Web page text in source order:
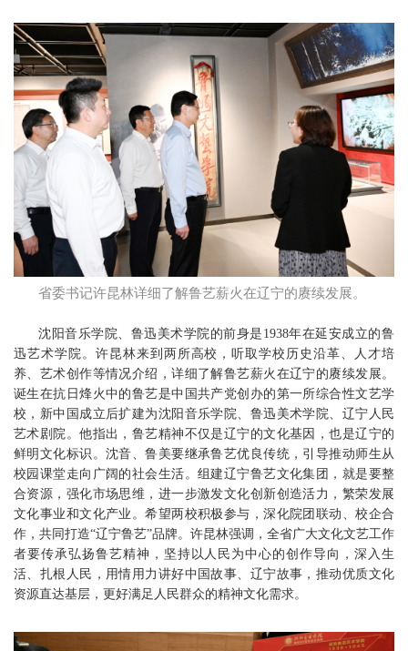
省委书记许昆林详细了解鲁艺薪火在辽宁的赓续发展。
沈阳音乐学院、鲁迅美术学院的前身是1938年在延安成立的鲁
迅艺术学院。许昆林来到两所高校，听取学校历史沿革、人才培
养、艺术创作等情况介绍，详细了解鲁艺薪火在辽宁的赓续发展。
诞生在抗日烽火中的鲁艺是中国共产党创办的第一所综合性文艺学
校，新中国成立后扩建为沈阳音乐学院、鲁迅美术学院、辽宁人民
艺术剧院。他指出，鲁艺精神不仅是辽宁的文化基因，也是辽宁的
鲜明文化标识。沈音、鲁美要继承鲁艺优良传统，引导推动师生从
校园课堂走向广阔的社会生活。组建辽宁鲁艺文化集团，就是要整
合资源，强化市场思维，进一步激发文化创新创造活力，繁荣发展
文化事业和文化产业。希望两校积极参与，深化院团联动、校企合
作，共同打造“辽宁鲁艺”品牌。许昆林强调，全省广大文化文艺工作
者要传承弘扬鲁艺精神，坚持以人民为中心的创作导向，深入生
活、扎根人民，用情用力讲好中国故事、辽宁故事，推动优质文化
资源直达基层，更好满足人民群众的精神文化需求。